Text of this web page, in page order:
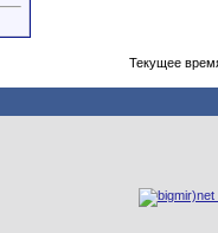
Текущее